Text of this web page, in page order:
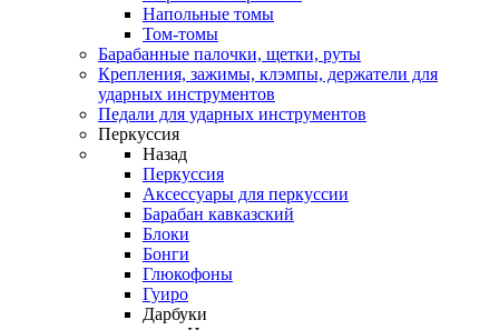
Напольные томы
Том-томы
Барабанные палочки, щетки, руты
Крепления, зажимы, клэмпы, держатели для
ударных инструментов
Педали для ударных инструментов
Перкуссия
Назад
Перкуссия
Аксессуары для перкуссии
Барабан кавказский
Блоки
Бонги
Глюкофоны
Гуиро
Дарбуки